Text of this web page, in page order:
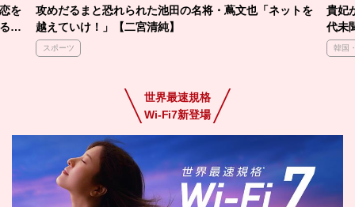
を
」
攻めだるまと恐れられた池田の名将・蔦文也「ネットを
越えていけ！」【二宮清純】
スポーツ
貴妃
代未
韓国
世界最速規格
Wi-Fi7新登場